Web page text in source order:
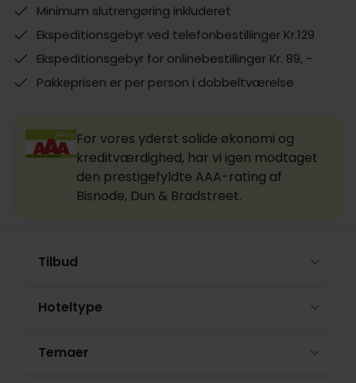
Minimum slutrengøring inkluderet
Ekspeditionsgebyr ved telefonbestillinger Kr.129
Ekspeditionsgebyr for onlinebestillinger Kr. 89, -
Pakkeprisen er per person i dobbeltværelse
For vores yderst solide økonomi og
kreditværdighed, har vi igen modtaget
den prestigefyldte AAA-rating af
Bisnode, Dun & Bradstreet.
Tilbud
Hoteltype
Temaer